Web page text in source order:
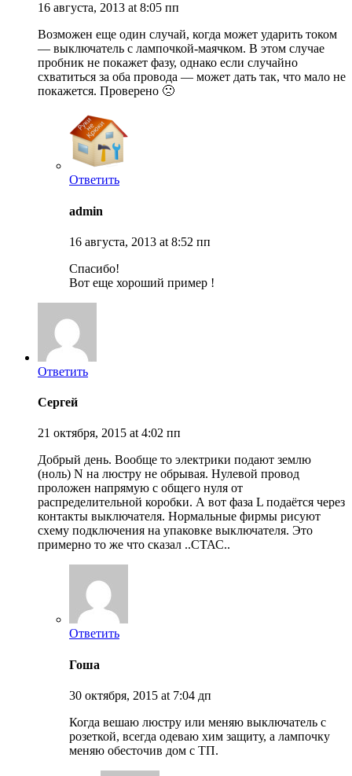
16 августа, 2013 at 8:05 пп
Возможен еще один случай, когда может ударить током
— выключатель с лампочкой-маячком. В этом случае
пробник не покажет фазу, однако если случайно
схватиться за оба провода — может дать так, что мало не
покажется. Проверено 🙁
Ответить
admin
16 августа, 2013 at 8:52 пп
Спасибо!
Вот еще хороший пример !
Ответить
Сергей
21 октября, 2015 at 4:02 пп
Добрый день. Вообще то электрики подают землю
(ноль) N на люстру не обрывая. Нулевой провод
проложен напрямую с общего нуля от
распределительной коробки. А вот фаза L подаётся через
контакты выключателя. Нормальные фирмы рисуют
схему подключения на упаковке выключателя. Это
примерно то же что сказал ..СТАС..
Ответить
Гоша
30 октября, 2015 at 7:04 дп
Когда вешаю люстру или меняю выключатель с
розеткой, всегда одеваю хим защиту, а лампочку
меняю обесточив дом с ТП.